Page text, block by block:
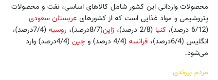
محصولات وارداتی این کشور شامل کالاهای اساسی، نفت و محصولات
پتروشیمی و مواد غذایی است که از کشورهای عربستان سعودی
(6/12 درصد)،
کنیا (2/8 درصد)، ژاپن(8/7درصد)، روسیه
(7/4درصد)،
انگلیس (6/4درصد)،
فرانسه (4/4 درصد) و چین
(4/4درصد) وارد
می‌شود.
مردم بروندی